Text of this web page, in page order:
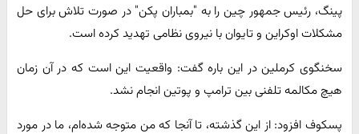
پینگ، رئیس جمهور چین را به "بمباران پکن" در صورت تلاش برای حل
مشکلات اوکراین و تایوان با نیروی نظامی تهدید کرده است.
سخنگوی کرملین در این باره گفت: واقعیت این است که در آن زمان
هیچ مکالمه تلفنی بین ترامپ و پوتین انجام نشد.
پسکوف افزود: از این گذشته، تا آنجا که من متوجه شده‌ام، ما در مورد